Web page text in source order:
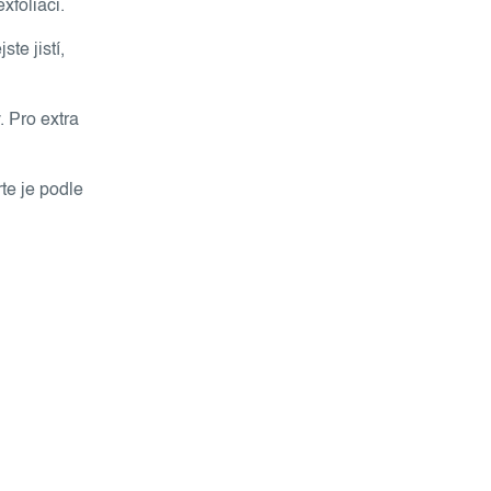
jistí,
Pro extra
je podle